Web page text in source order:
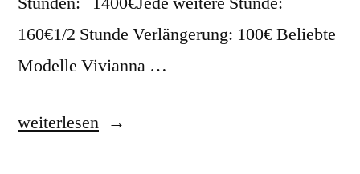
160€1/2 Stunde Verlängerung: 100€ Beliebte
Modelle Vivianna …
weiterlesen